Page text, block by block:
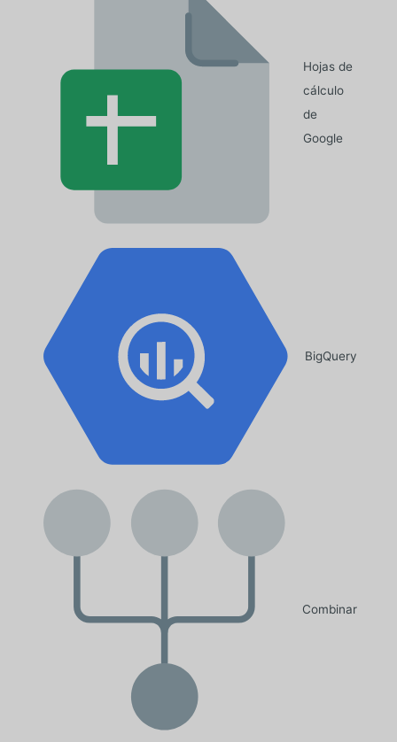
Hojas de
cálculo
de
Google
BigQuery
Combinar